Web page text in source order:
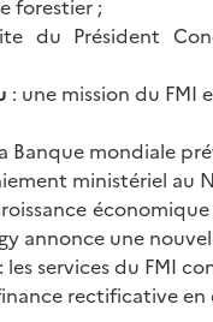
forestier ;
du Président
: une mission du FMI
Banque mondiale
ministériel au
économique
annonce une
les services du FMI
rectificative en